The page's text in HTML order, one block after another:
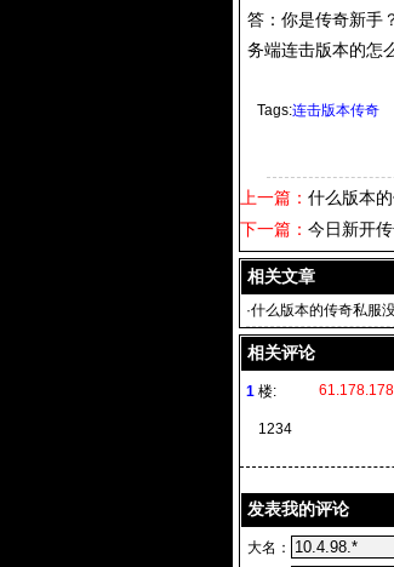
答：你是传奇新手
务端连击版本的怎
Tags:连击版本传奇
上一篇： 什么版本
下一篇： 今日新开
相关文章
·什么版本的传奇私服
相关评论
1 楼:
1234
发表我的评论
大名：